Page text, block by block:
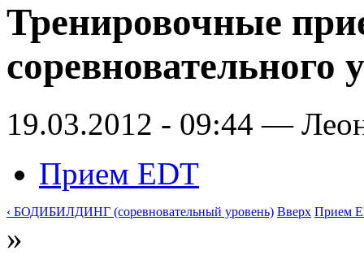
Тренировочные
соревновательного
19.03.2012 - 09:44 —
Прием EDT
‹ БОДИБИЛДИНГ (соревновательный уровень) Вверх Прием
»